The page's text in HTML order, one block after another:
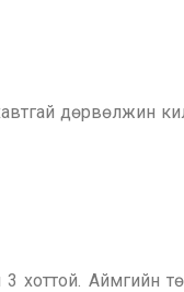
дөрвөлжин
хоттой. Аймгийн